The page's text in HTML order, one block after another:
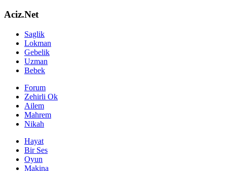
Aciz.Net
Saglik
Lokman
Gebelik
Uzman
Bebek
Forum
Zehirli Ok
Ailem
Mahrem
Nikah
Hayat
Bir Ses
Oyun
Makina